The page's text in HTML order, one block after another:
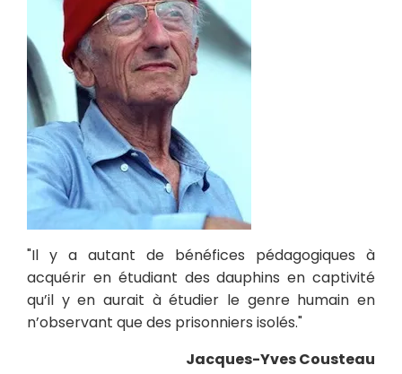
"Il y a autant de bénéfices pédagogiques à
acquérir en étudiant des dauphins en captivité
qu’il y en aurait à étudier le genre humain en
n’observant que des prisonniers isolés."
Jacques-Yves Cousteau